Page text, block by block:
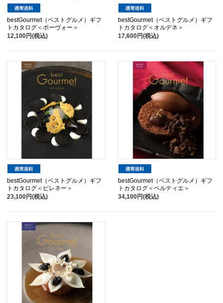
bestGourmet（ベストグルメ）ギフ
トカタログ＜ボーヴォー＞
12,100円(税込)
bestGourmet（ベストグルメ）ギフ
トカタログ＜オルデネ＞
17,600円(税込)
bestGourmet（ベストグルメ）ギフ
トカタログ＜ピレネー＞
23,100円(税込)
bestGourmet（ベストグルメ）ギフ
トカタログ＜ベルティエ＞
34,100円(税込)